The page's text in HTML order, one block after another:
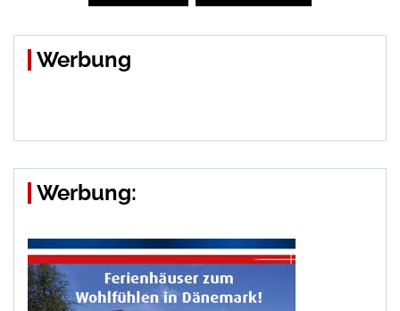
Werbung
Werbung: